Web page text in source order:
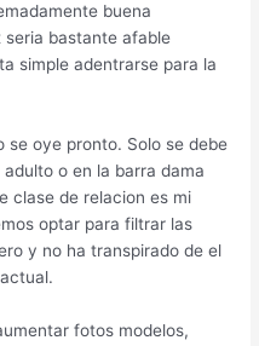
buena
seri­a bastante afable
simple adentrarse para la
se oye pronto. Solo se debe
o en la barra dama
clase de relacion es mi
optar para filtrar las
y no ha transpirado de el
fotos modelos,